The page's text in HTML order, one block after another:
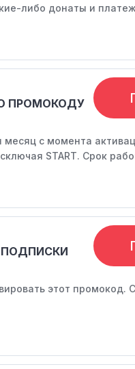
либо донаты и
ПРОМОКОДУ
с момента
START. Срок
этот промокод.